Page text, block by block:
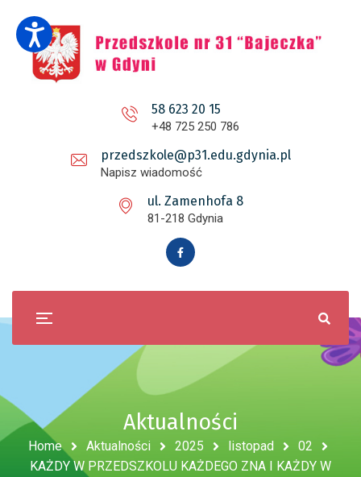
58 623 20 15
+48 725 250 786
przedszkole@p31.edu.gdynia.pl
Napisz wiadomość
ul. Zamenhofa 8
81-218 Gdynia
Aktualności
Home Aktualności 2025 listopad
02
KAŻDY W PRZEDSZKOLU KAŻDEGO ZNA I KAŻDY W